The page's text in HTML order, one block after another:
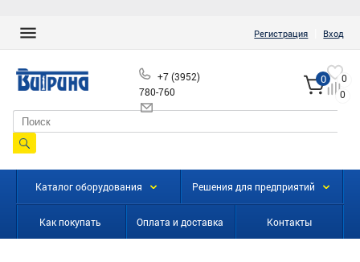
Регистрация Вход
+7 (3952)
780-760
0
0
0
Каталог оборудования Решения для предприятий
Как покупать Оплата и доставка Контакты